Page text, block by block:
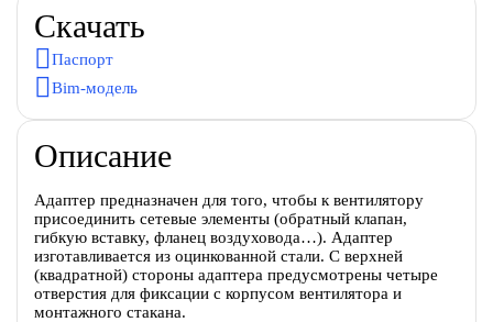
Скачать
Паспорт
Bim-модель
Описание
Адаптер предназначен для того, чтобы к вентилятору
присоединить сетевые элементы (обратный клапан,
гибкую вставку, фланец воздуховода…). Адаптер
изготавливается из оцинкованной стали. С верхней
(квадратной) стороны адаптера предусмотрены четыре
отверстия для фиксации с корпусом вентилятора и
монтажного стакана.